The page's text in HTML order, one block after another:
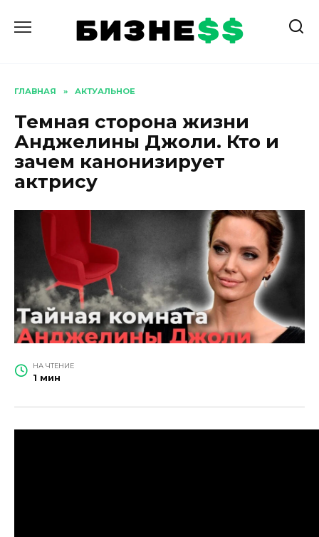
содержанию
ГЛАВНАЯ » АКТУАЛЬНОЕ
Темная сторона жизни
Анджелины Джоли. Кто и
зачем канонизирует
актрису
НА ЧТЕНИЕ
1 мин